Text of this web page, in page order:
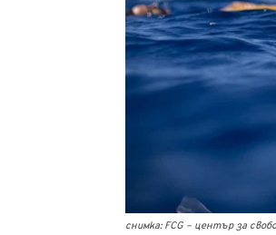
снимка: FCG – център за